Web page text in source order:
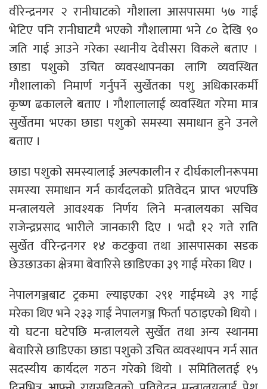
वीरेन्द्रनगर २ रानीघाटको गौशाला आसपासमा ५७ गाई
भेटिए पनि रानीघाटमै भएको गौशालामा भने ८० देखि ९०
जति गाई आउने गरेका स्थानीय देवीसरा विकले बताए ।
छाडा पशुको उचित व्यवस्थापनका लागि व्यवस्थित
गौशालाको निमार्ण गर्नुपर्ने सुर्खेतका पशु अधिकारकर्मी
कृष्ण ढकालले बताए । गौशालालाई व्यवस्थित गरेमा मात्र
सुर्खेतमा भएका छाडा पशुको समस्या समाधान हुने उनले
बताए ।
छाडा पशुको समस्यालाई अल्पकालीन र दीर्घकालीनरूपमा
समस्या समाधान गर्न कार्यदलको प्रतिवेदन प्राप्त भएपछि
मन्त्रालयले आवश्यक निर्णय लिने मन्त्रालयका सचिव
राजेन्द्रप्रसाद भारीले जानकारी दिए । भदौ १२ गते राति
सुर्खेत वीरेन्द्रनगर १४ कटकुवा तथा आसपासका सडक
छेउछाउका क्षेत्रमा बेवारिसे छाडिएका ३९ गाई मरेका थिए ।
नेपालगञ्जबाट ट्रकमा ल्याइएका २९१ गाईमध्ये ३९ गाई
मरेका थिए भने २३३ गाई नेपालगञ्ज फिर्ता पठाइएको थियो ।
यो घटना घटेपछि मन्त्रालयले सुर्खेत तथा अन्य स्थानमा
बेवारिसे छाडिएका छाडा पशुको उचित व्यवस्थापन गर्न सात
सदस्यीय कार्यदल गठन गरेको थियो । समितिलतई १५